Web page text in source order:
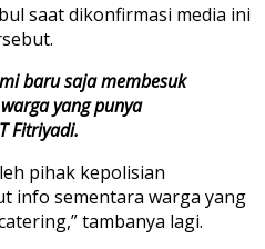
saat dikonfirmasi media ini
baru saja membesuk
yang punya
Fitriyadi.
pihak kepolisian
info sementara warga yang
tambanya lagi.